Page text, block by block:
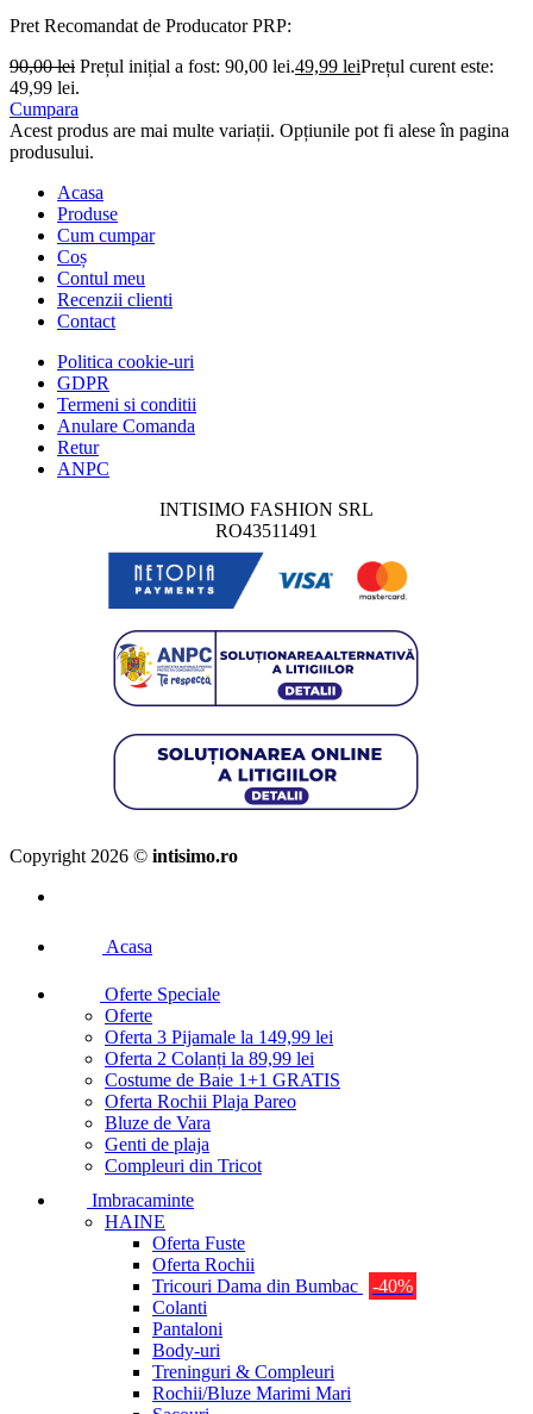
Pret Recomandat de ProducatorPRP:
90,00lei Prețul inițial a fost: 90,00 lei.49,99 leiPrețul curent este:
49,99 lei.
Cumpara
Acest produs are mai multe variații. Opțiunile pot fi alese în pagina
produsului.
Acasa
Produse
Cum cumpar
Coș
Contul meu
Recenzii clienti
Contact
Politica cookie-uri
GDPR
Termeni si conditii
Anulare Comanda
Retur
ANPC
INTISIMO FASHION SRL
RO43511491
Copyright 2026 © intisimo.ro
Acasa
Oferte Speciale
Oferte
Oferta 3 Pijamale la 149,99 lei
Oferta 2 Colanți la 89,99 lei
Costume de Baie 1+1 GRATIS
Oferta Rochii Plaja Pareo
Bluze de Vara
Genti de plaja
Compleuri din Tricot
Imbracaminte
HAINE
Oferta Fuste
Oferta Rochii
Tricouri Dama din Bumbac
-40%
Colanti
Pantaloni
Body-uri
Treninguri & Compleuri
Rochii/Bluze Marimi Mari